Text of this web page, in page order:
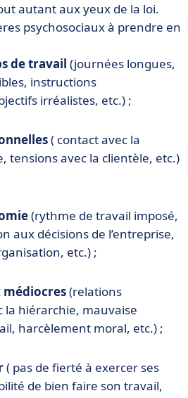
autant aux yeux de la loi.
psychosociaux à prendre en
de travail (journées longues,
instructions
irréalistes, etc.) ;
( contact avec la
tensions avec la clientèle, etc.)
(rythme de travail imposé,
aux décisions de l’entreprise,
etc.) ;
(relations
la hiérarchie, mauvaise
harcèlement moral, etc.) ;
( pas de fierté à exercer ses
de bien faire son travail,